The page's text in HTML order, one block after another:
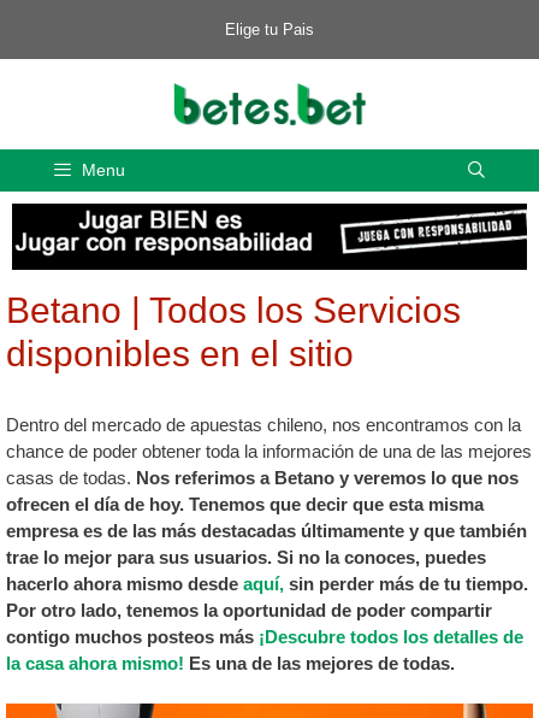
Elige tu Pais
Menu
Betano | Todos los Servicios
disponibles en el sitio
Dentro del mercado de apuestas chileno, nos encontramos con la
chance de poder obtener toda la información de una de las mejores
casas de todas. Nos referimos a Betano y veremos lo que nos
ofrecen el día de hoy. Tenemos que decir que esta misma
empresa es de las más destacadas últimamente y que también
trae lo mejor para sus usuarios. Si no la conoces, puedes
hacerlo ahora mismo desde aquí, sin perder más de tu tiempo.
Por otro lado, tenemos la oportunidad de poder compartir
contigo muchos posteos más ¡Descubre todos los detalles de
la casa ahora mismo! Es una de las mejores de todas.